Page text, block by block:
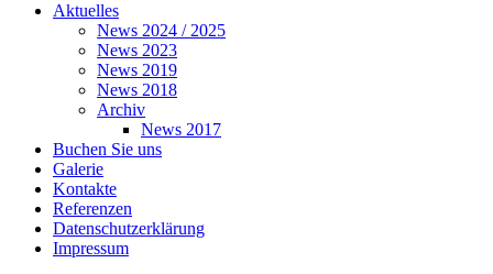
Aktuelles
News 2024 / 2025
News 2023
News 2019
News 2018
Archiv
News 2017
Buchen Sie uns
Galerie
Kontakte
Referenzen
Datenschutzerklärung
Impressum